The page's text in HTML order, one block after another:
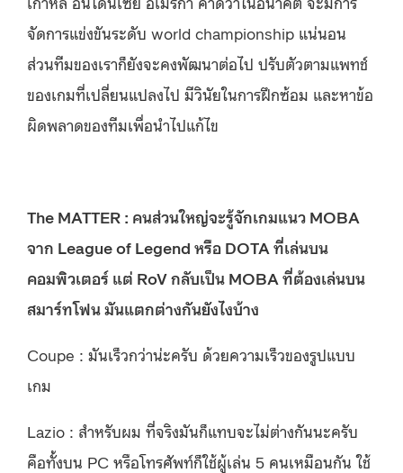
จัดการแข่งขันระดับ world championship แน่นอน
ส่วนทีมของเราก็ยังจะคงพัฒนาต่อไป ปรับตัวตามแพทช์
ของเกมที่เปลี่ยนแปลงไป มีวินัยในการฝึกซ้อม และหาข้อ
ผิดพลาดของทีมเพื่อนำไปแก้ไข
The MATTER : คนส่วนใหญ่จะรู้จักเกมแนว MOBA
จาก League of Legend หรือ DOTA ที่เล่นบน
คอมพิวเตอร์ แต่ RoV กลับเป็น MOBA ที่ต้องเล่นบน
สมาร์ทโฟน มันแตกต่างกันยังไงบ้าง
Coupe : มันเร็วกว่าน่ะครับ ด้วยความเร็วของรูปแบบ
เกม
Lazio : สำหรับผม ที่จริงมันก็แทบจะไม่ต่างกันนะครับ
คือทั้งบน PC หรือโทรศัพท์ก็ใช้ผู้เล่น 5 คนเหมือนกัน ใช้